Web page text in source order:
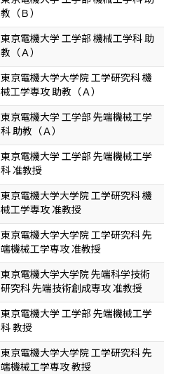
教（Ｂ）
東京電機大学 工学部 機械工学科 助
教（Ａ）
東京電機大学大学院 工学研究科 機
械工学専攻 助教（Ａ）
東京電機大学 工学部 先端機械工学
科 助教（Ａ）
東京電機大学 工学部 先端機械工学
科 准教授
東京電機大学大学院 工学研究科 機
械工学専攻 准教授
東京電機大学大学院 工学研究科 先
端機械工学専攻 准教授
東京電機大学大学院 先端科学技術
研究科 先端技術創成専攻 准教授
東京電機大学 工学部 先端機械工学
科 教授
東京電機大学大学院 工学研究科 先
端機械工学専攻 教授